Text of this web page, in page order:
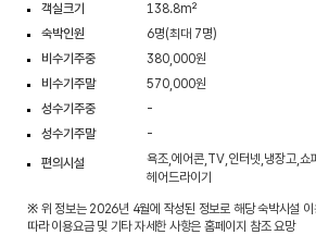
객실크기
138.8m²
숙박인원
6명(최대 7명)
비수기주중
380,000원
비수기주말
570,000원
성수기주중
-
성수기주말
-
편의시설
욕조,에어콘,TV,인터넷,냉장고,쇼
헤어드라이기
※ 위 정보는 2026년 4월에 작성된 정보로 해당 숙박시설 이
따라 이용요금 및 기타 자세한 사항은 홈페이지 참조 요망